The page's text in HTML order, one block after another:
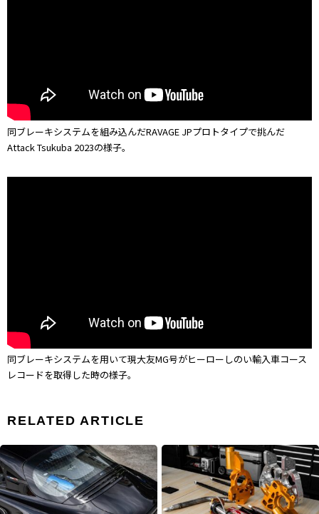
同ブレーキシステムを組み込んだRAVAGE JPプロトタイプで挑んだ
Attack Tsukuba 2023の様子。
同ブレーキシステムを用いて現大友MG号がヒーローしのい輸入車コース
レコードを取得した時の様子。
RELATED ARTICLE